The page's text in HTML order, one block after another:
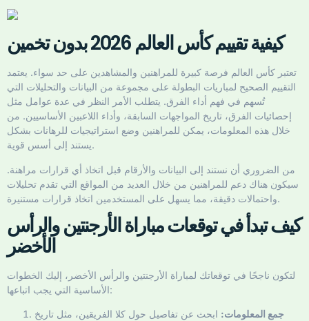
كيفية تقييم كأس العالم 2026 بدون تخمين
تعتبر كأس العالم فرصة كبيرة للمراهنين والمشاهدين على حد سواء. يعتمد
التقييم الصحيح لمباريات البطولة على مجموعة من البيانات والتحليلات التي
تُسهم في فهم أداء الفرق. يتطلب الأمر النظر في عدة عوامل مثل
إحصائيات الفرق، تاريخ المواجهات السابقة، وأداء اللاعبين الأساسيين. من
خلال هذه المعلومات، يمكن للمراهنين وضع استراتيجيات للرهانات بشكل
يستند إلى أسس قوية.
من الضروري أن نستند إلى البيانات والأرقام قبل اتخاذ أي قرارات مراهنة.
سيكون هناك دعم للمراهنين من خلال العديد من المواقع التي تقدم تحليلات
واحتمالات دقيقة، مما يسهل على المستخدمين اتخاذ قرارات مستنيرة.
كيف تبدأ في توقعات مباراة الأرجنتين والرأس
الأخضر
لتكون ناجحًا في توقعاتك لمباراة الأرجنتين والرأس الأخضر، إليك الخطوات
الأساسية التي يجب اتباعها:
جمع المعلومات: ابحث عن تفاصيل حول كلا الفريقين، مثل تاريخ